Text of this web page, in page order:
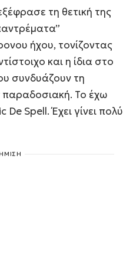
τη θετική της
ήχου, τονίζοντας
και η ίδια στο
συνδυάζουν τη
παραδοσιακή. Το έχω
De Spell. Έχει γίνει πολύ